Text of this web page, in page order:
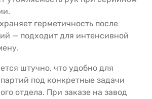
герметичность после
— подходит для интенсивной
штучно, что удобно для
под конкретные задачи
отдела. При заказе на завод